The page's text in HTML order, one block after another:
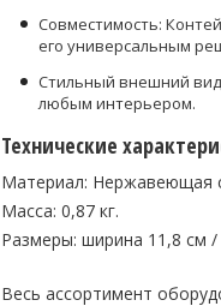
Совместимость:
его универсальным
Стильный внешний
любым интерьером.
Технические
Материал: Нержавеющая
Масса: 0,87 кг.
Размеры: ширина 11,8 см
Весь ассортимент